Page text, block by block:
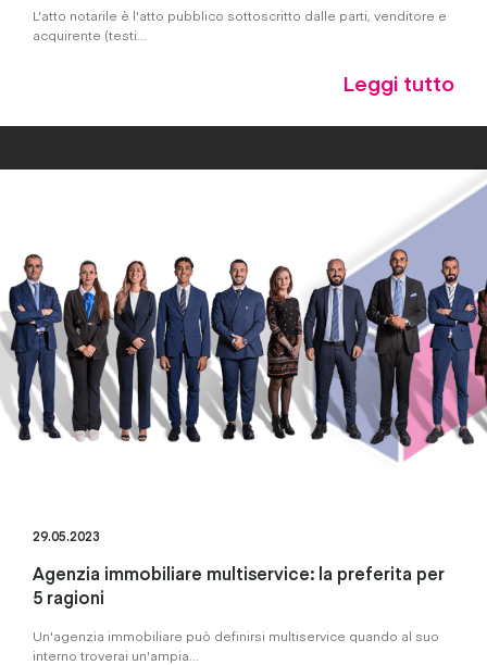
L'atto notarile è l'atto pubblico sottoscritto dalle parti, venditore e
acquirente (testi...
Leggi tutto
29.05.2023
Agenzia immobiliare multiservice: la preferita per
5 ragioni
Un'agenzia immobiliare può definirsi multiservice quando al suo
interno troverai un'ampia...